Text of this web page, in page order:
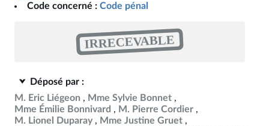
Code concerné : Code pénal
IRRECEVABLE
Déposé par :
M. Eric Liégeon
Mme Sylvie Bonnet
Mme Émilie Bonnivard
M. Pierre Cordier
M. Lionel Duparay
Mme Justine Gruet